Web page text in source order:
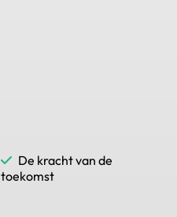
De kracht van de
toekomst